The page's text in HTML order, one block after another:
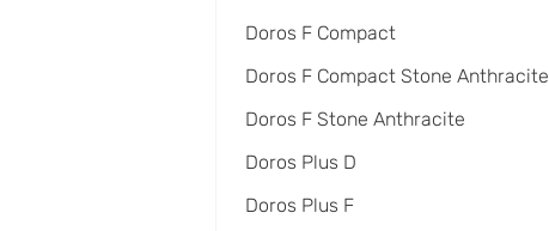
Doros F Compact
Doros F Compact Stone Anthracite
Doros F Stone Anthracite
Doros Plus D
Doros Plus F